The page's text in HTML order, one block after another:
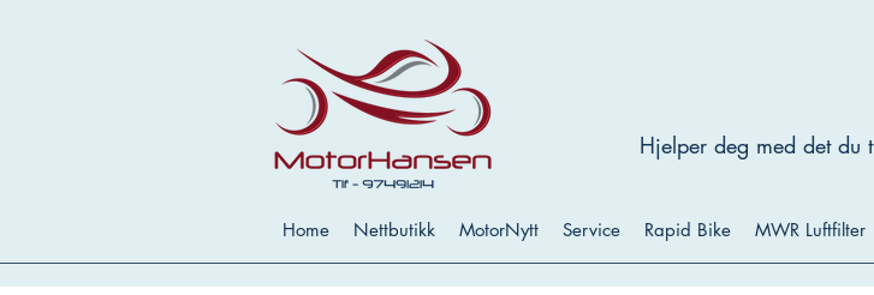
Hjelper deg med det du
Home Nettbutikk MotorNytt Service Rapid Bike MWR Luftfilter